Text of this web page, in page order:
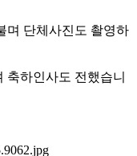
며 단체사진도 촬영하
축하인사도 전했습니